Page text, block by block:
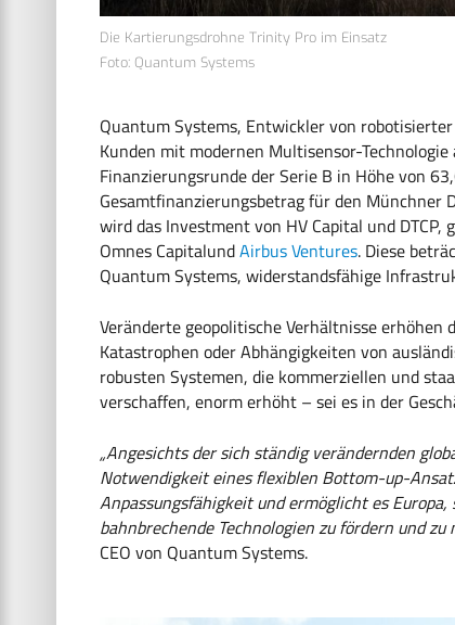
Die Kartierungsdrohne Trinity Pro im Einsatz
Foto: Quantum Systems
Quantum Systems, Entwickler von
Kunden mit modernen Multisensor-
Finanzierungsrunde der Serie B in Höhe von
Gesamtfinanzierungsbetrag für den
wird das Investment von HV Capital und DTCP,
Omnes CapitalundAirbus Ventures. Diese
Quantum Systems, widerstandsfähige
Veränderte geopolitische Verhältnisse
Katastrophen oder Abhängigkeiten von
robusten Systemen, die kommerziellen und
verschaffen, enorm erhöht – sei es in der
„Angesichts der sich ständig verändernden
Notwendigkeit eines flexiblen Bottom-up-
Anpassungsfähigkeit und ermöglicht es
bahnbrechende Technologien zu fördern und
CEO von Quantum Systems.